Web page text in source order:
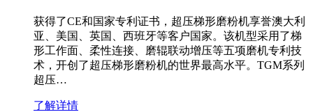
获得了CE和国家专利证书，超压梯形磨粉机享誉澳大利
亚、美国、英国、西班牙等客户国家。该机型采用了梯
形工作面、柔性连接、磨辊联动增压等五项磨机专利技
术，开创了超压梯形磨粉机的世界最高水平。TGM系列
超压…
了解详情